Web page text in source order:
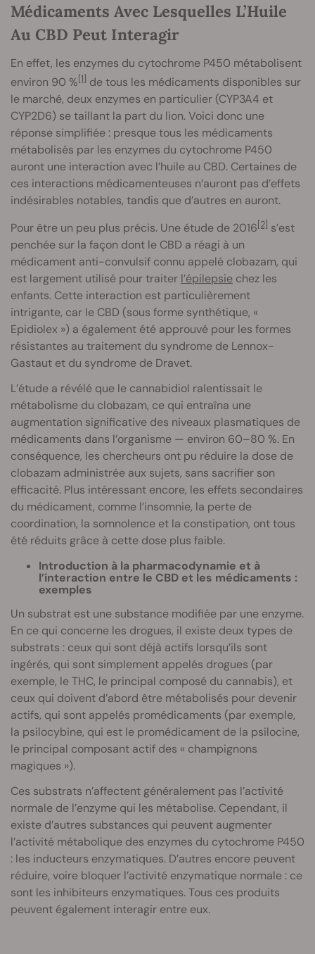
Médicaments Avec Lesquelles L’Huile
Au CBD Peut Interagir
En effet, les enzymes du cytochrome P450 métabolisent
environ 90 %[1] de tous les médicaments disponibles sur
le marché, deux enzymes en particulier (CYP3A4 et
CYP2D6) se taillant la part du lion. Voici donc une
réponse simplifiée : presque tous les médicaments
métabolisés par les enzymes du cytochrome P450
auront une interaction avec l’huile au CBD. Certaines de
ces interactions médicamenteuses n’auront pas d’effets
indésirables notables, tandis que d’autres en auront.
Pour être un peu plus précis. Une étude de 2016[2] s’est
penchée sur la façon dont le CBD a réagi à un
médicament anti-convulsif connu appelé clobazam, qui
est largement utilisé pour traiter l’épilepsie chez les
enfants. Cette interaction est particulièrement
intrigante, car le CBD (sous forme synthétique, «
Epidiolex ») a également été approuvé pour les formes
résistantes au traitement du syndrome de Lennox-
Gastaut et du syndrome de Dravet.
L’étude a révélé que le cannabidiol ralentissait le
métabolisme du clobazam, ce qui entraîna une
augmentation significative des niveaux plasmatiques de
médicaments dans l’organisme — environ 60–80 %. En
conséquence, les chercheurs ont pu réduire la dose de
clobazam administrée aux sujets, sans sacrifier son
efficacité. Plus intéressant encore, les effets secondaires
du médicament, comme l’insomnie, la perte de
coordination, la somnolence et la constipation, ont tous
été réduits grâce à cette dose plus faible.
Introduction à la pharmacodynamie et à
l’interaction entre le CBD et les médicaments :
exemples
Un substrat est une substance modifiée par une enzyme.
En ce qui concerne les drogues, il existe deux types de
substrats : ceux qui sont déjà actifs lorsqu’ils sont
ingérés, qui sont simplement appelés drogues (par
exemple, le THC, le principal composé du cannabis), et
ceux qui doivent d’abord être métabolisés pour devenir
actifs, qui sont appelés promédicaments (par exemple,
la psilocybine, qui est le promédicament de la psilocine,
le principal composant actif des « champignons
magiques »).
Ces substrats n’affectent généralement pas l’activité
normale de l’enzyme qui les métabolise. Cependant, il
existe d’autres substances qui peuvent augmenter
l’activité métabolique des enzymes du cytochrome P450
: les inducteurs enzymatiques. D’autres encore peuvent
réduire, voire bloquer l’activité enzymatique normale : ce
sont les inhibiteurs enzymatiques. Tous ces produits
peuvent également interagir entre eux.